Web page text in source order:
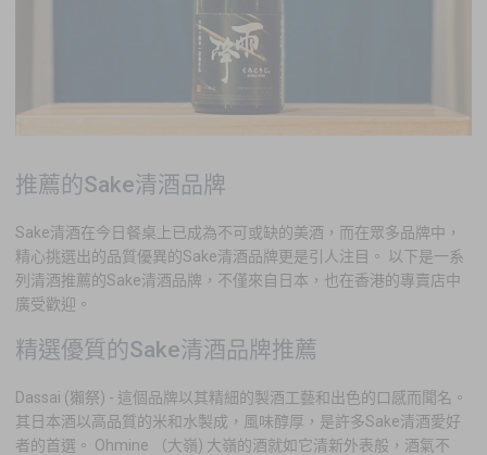
推薦的Sake清酒品牌
Sake清酒在今日餐桌上已成為不可或缺的美酒，而在眾多品牌中，
精心挑選出的品質優異的Sake清酒品牌更是引人注目。 以下是一系
列清酒推薦的Sake清酒品牌，不僅來自日本，也在香港的專賣店中
廣受歡迎。
精選優質的Sake清酒品牌推薦
Dassai (獺祭) - 這個品牌以其精細的製酒工藝和出色的口感而聞名。
其日本酒以高品質的米和水製成，風味醇厚，是許多Sake清酒愛好
者的首選。 Ohmine （大嶺) 大嶺的酒就如它清新外表般，酒氣不